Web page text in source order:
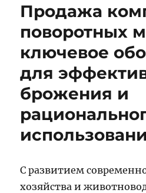
Продажа
поворотных
ключевое
для
брожения и
С развитием
хозяйства и